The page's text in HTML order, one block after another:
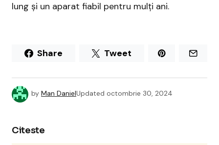
lung și un aparat fiabil pentru mulți ani.
Share Tweet
by Man DanielUpdated octombrie 30, 2024
Citeste